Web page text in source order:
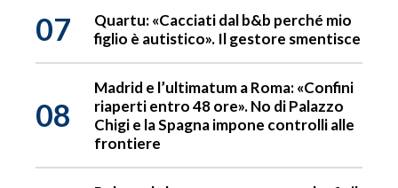
07
Quartu: «Cacciati dal b&b perché mio
figlio è autistico». Il gestore smentisce
08
Madrid e l’ultimatum a Roma: «Confini
riaperti entro 48 ore». No di Palazzo
Chigi e la Spagna impone controlli alle
frontiere